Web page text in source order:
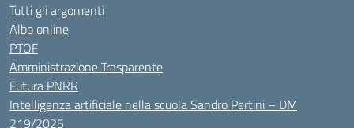
Tutti gli argomenti
Albo online
PTOF
Amministrazione Trasparente
Futura PNRR
Intelligenza artificiale nella scuola Sandro Pertini – DM
219/2025